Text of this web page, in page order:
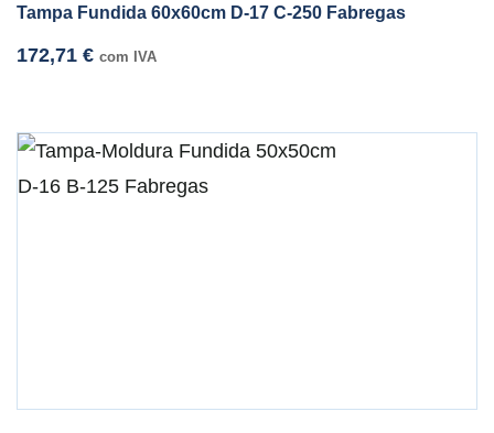
Tampa Fundida 60x60cm D-17 C-250 Fabregas
172,71 € com IVA